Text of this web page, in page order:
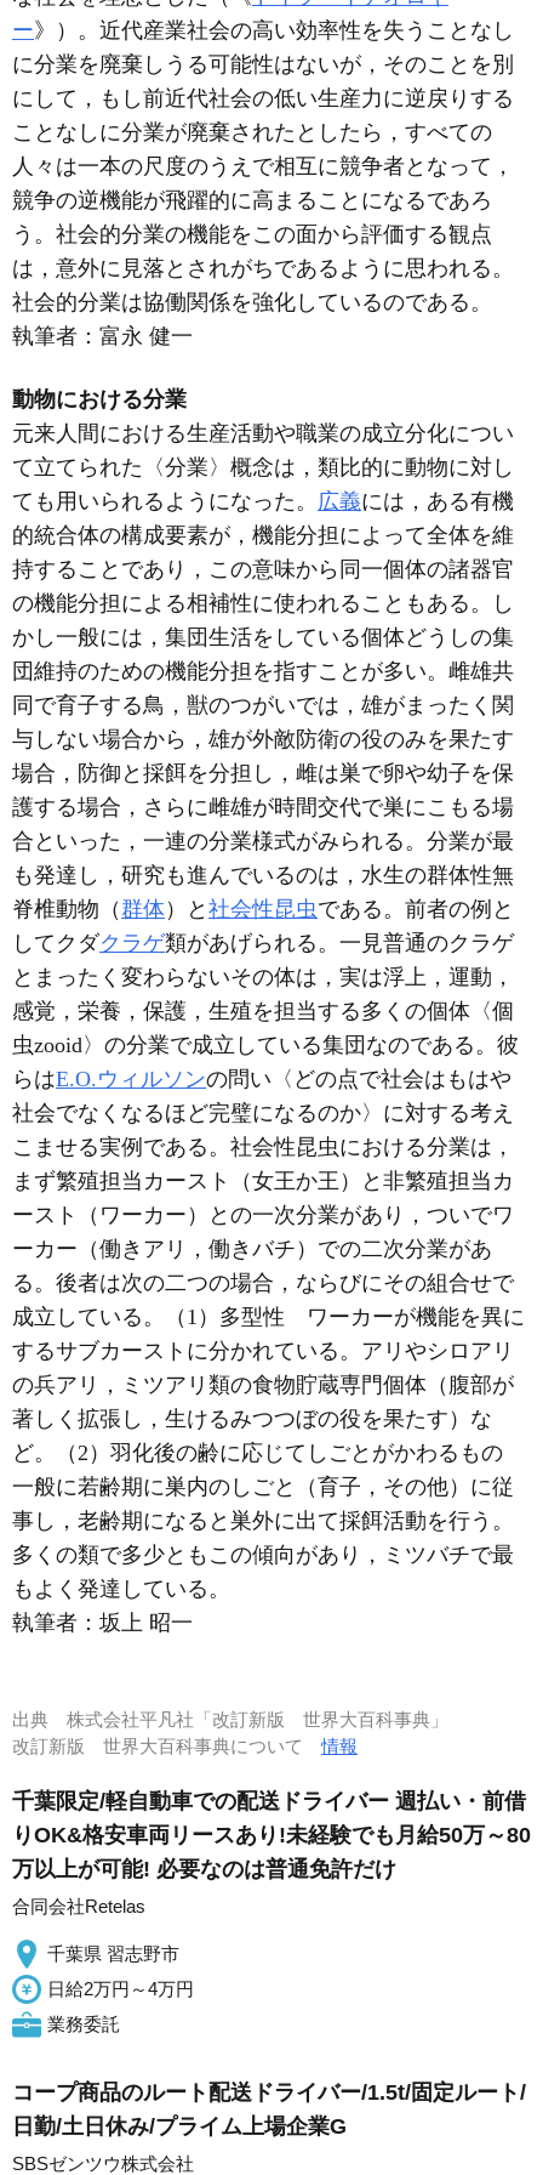
ー》）。近代産業社会の高い効率性を失うことなし
に分業を廃棄しうる可能性はないが，そのことを別
にして，もし前近代社会の低い生産力に逆戻りする
ことなしに分業が廃棄されたとしたら，すべての
人々は一本の尺度のうえで相互に競争者となって，
競争の逆機能が飛躍的に高まることになるであろ
う。社会的分業の機能をこの面から評価する観点
は，意外に見落とされがちであるように思われる。
社会的分業は協働関係を強化しているのである。
執筆者： 富永 健一
動物における分業
元来人間における生産活動や職業の成立分化につい
て立てられた〈分業〉概念は，類比的に動物に対し
ても用いられるようになった。 広義には，ある有機
的統合体の構成要素が，機能分担によって全体を維
持することであり，この意味から同一個体の諸器官
の機能分担による相補性に使われることもある。し
かし一般には，集団生活をしている個体どうしの集
団維持のための機能分担を指すことが多い。雌雄共
同で育子する鳥，獣のつがいでは，雄がまったく関
与しない場合から，雄が外敵防衛の役のみを果たす
場合，防御と採餌を分担し，雌は巣で卵や幼子を保
護する場合，さらに雌雄が時間交代で巣にこもる場
合といった，一連の分業様式がみられる。分業が最
も発達し，研究も進んでいるのは，水生の群体性無
脊椎動物（群体）と 社会性昆虫である。前者の例と
してクダクラゲ類があげられる。一見普通のクラゲ
とまったく変わらないその体は，実は浮上，運動，
感覚，栄養，保護，生殖を担当する多くの個体〈個
虫zooid〉の分業で成立している集団なのである。彼
らはE.O.ウィルソンの問い〈どの点で社会はもはや
社会でなくなるほど完璧になるのか〉に対する考え
こませる実例である。社会性昆虫における分業は，
まず繁殖担当カースト（女王か王）と非繁殖担当カ
ースト（ワーカー）との一次分業があり，ついでワ
ーカー（働きアリ，働きバチ）での二次分業があ
る。後者は次の二つの場合，ならびにその組合せで
成立している。（1）多型性 ワーカーが機能を異に
するサブカーストに分かれている。アリやシロアリ
の兵アリ，ミツアリ類の食物貯蔵専門個体（腹部が
著しく拡張し，生けるみつつぼの役を果たす）な
ど。（2）羽化後の齢に応じてしごとがかわるもの
一般に若齢期に巣内のしごと（育子，その他）に従
事し，老齢期になると巣外に出て採餌活動を行う。
多くの類で多少ともこの傾向があり，ミツバチで最
もよく発達している。
執筆者： 坂上 昭一
出典 株式会社平凡社「改訂新版 世界大百科事典」
改訂新版 世界大百科事典について情報
千葉限定/軽自動車での配送ドライバー 週払い・前借
りOK&格安車両リースあり!未経験でも月給50万～80
万以上が可能! 必要なのは普通免許だけ
合同会社Retelas
千葉県 習志野市
日給2万円～4万円
業務委託
コープ商品のルート配送ドライバー/1.5t/固定ルート/
日勤/土日休み/プライム上場企業G
SBSゼンツウ株式会社